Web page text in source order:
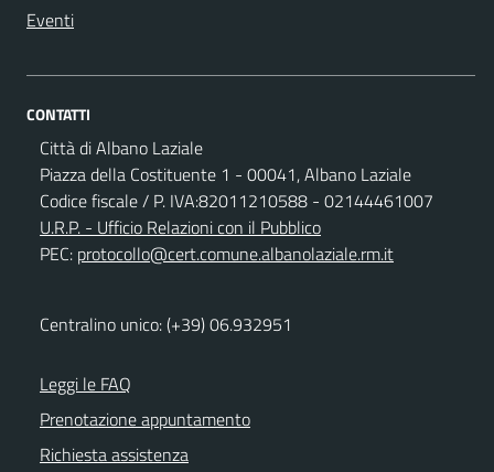
Eventi
CONTATTI
Città di Albano Laziale
Piazza della Costituente 1 - 00041, Albano Laziale
Codice fiscale / P. IVA:82011210588 - 02144461007
U.R.P. - Ufficio Relazioni con il Pubblico
PEC: protocollo@cert.comune.albanolaziale.rm.it
Centralino unico: (+39) 06.932951
Leggi le FAQ
Prenotazione appuntamento
Richiesta assistenza